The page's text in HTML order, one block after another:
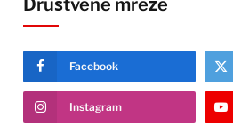
Društvene mreže
Facebook
Instagram